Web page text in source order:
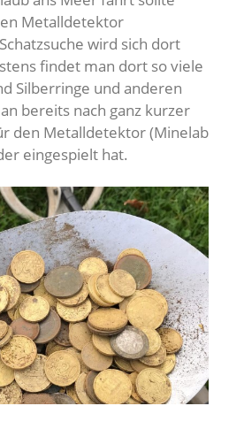
Metalldetektor
wird sich dort
findet man dort so viele
Silberringe und anderen
bereits nach ganz kurzer
den Metalldetektor (Minelab
eingespielt hat.